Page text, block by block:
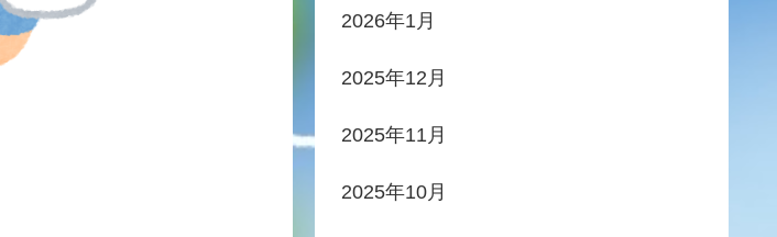
2026年1月
2025年12月
2025年11月
2025年10月